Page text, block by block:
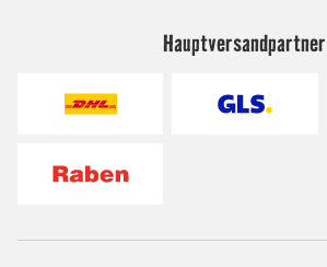
Hauptversandpartner